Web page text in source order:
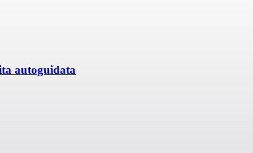
autoguidata